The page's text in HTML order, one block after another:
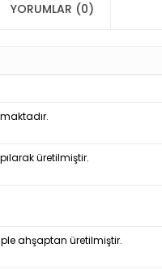
YORUMLAR (0)
üretilmiştir.
ahşaptan üretilmiştir.